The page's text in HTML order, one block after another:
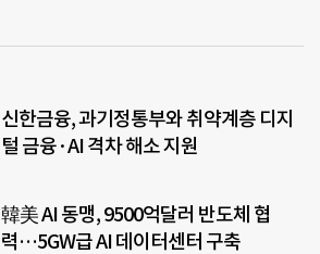
신한금융, 과기정통부와 취약계층 디지
털 금융·AI 격차 해소 지원
韓美 AI 동맹, 9500억달러 반도체 협
력…5GW급 AI 데이터센터 구축